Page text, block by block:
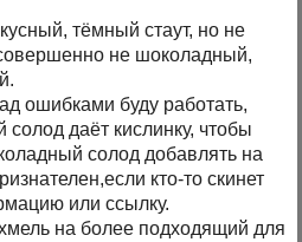
тёмный стаут, но не
не шоколадный,
ошибками буду работать,
солод даёт кислинку, чтобы
солод добавлять на
кто-то скинет
или ссылку.
на более подходящий для